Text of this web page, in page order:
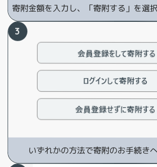
寄附金額を入力し、「寄附する」を選
いずれかの方法で寄附のお手続き